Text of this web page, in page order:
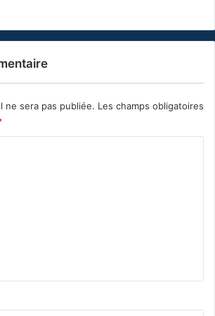
ne sera pas publiée. Les champs obligatoires